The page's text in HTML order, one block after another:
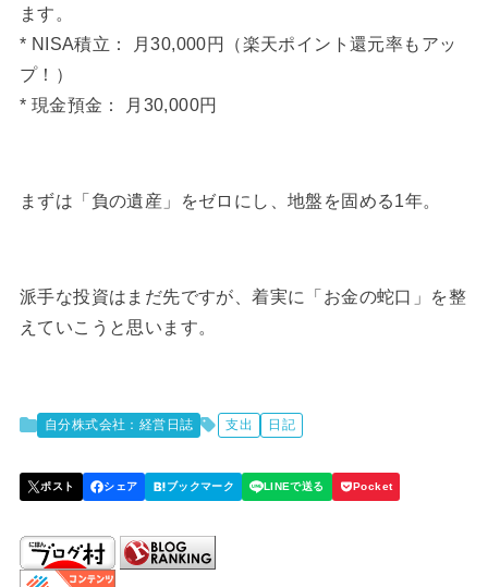
ます。
* NISA積立： 月30,000円（楽天ポイント還元率もアッ
プ！）
* 現金預金： 月30,000円
まずは「負の遺産」をゼロにし、地盤を固める1年。
派手な投資はまだ先ですが、着実に「お金の蛇口」を整
えていこうと思います。
自分株式会社：経営日誌 支出 日記